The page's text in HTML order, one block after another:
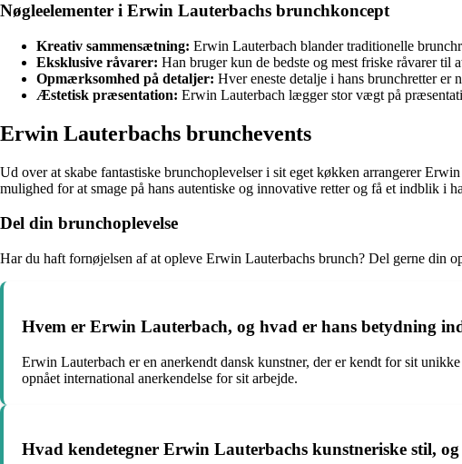
Nøgleelementer i Erwin Lauterbachs brunchkoncept
Kreativ sammensætning: Erwin Lauterbach blander traditionelle
Eksklusive råvarer: Han bruger kun de bedste og mest friske råvarer til
Opmærksomhed på detaljer: Hver eneste detalje i hans brunchretter er
Æstetisk præsentation: Erwin Lauterbach lægger stor vægt på
Erwin Lauterbachs brunchevents
Ud over at skabe fantastiske brunchoplevelser i sit eget køkken arrangerer
mulighed for at smage på hans autentiske og innovative retter og få et indblik i
Del din brunchoplevelse
Har du haft fornøjelsen af at opleve Erwin Lauterbachs brunch? Del gerne din
Hvem er Erwin Lauterbach, og hvad er hans betydning
Erwin Lauterbach er en anerkendt dansk kunstner, der er kendt for sit
opnået international anerkendelse for sit arbejde.
Hvad kendetegner Erwin Lauterbachs kunstneriske stil,